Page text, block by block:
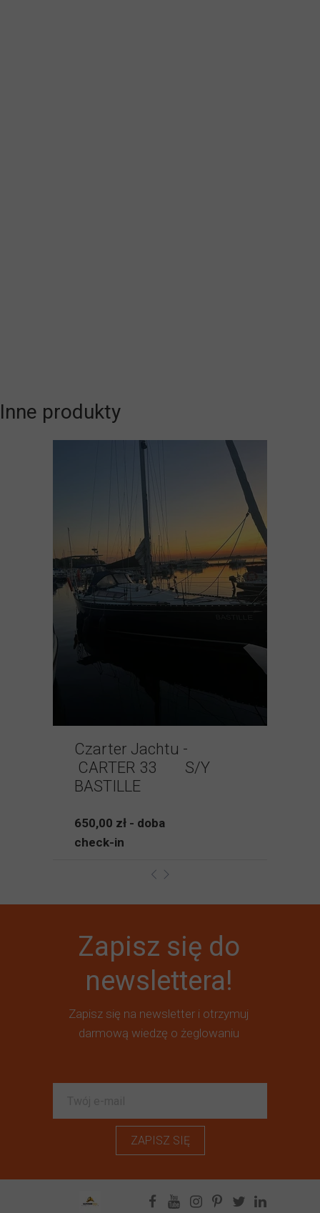
Zapisz się do
newslettera!
Zapisz się na newsletter i otrzymuj
darmową wiedzę o żeglowaniu
ZAPISZ SIĘ
Inne produkty
Czarter Jachtu -
CARTER 33 S/Y
BASTILLE
650,00 zł - doba
check-in